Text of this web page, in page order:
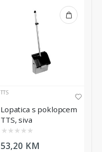
TTS
Lopatica s poklopcem
TTS, siva
★ ★ ★ ★ ★
53,20 KM